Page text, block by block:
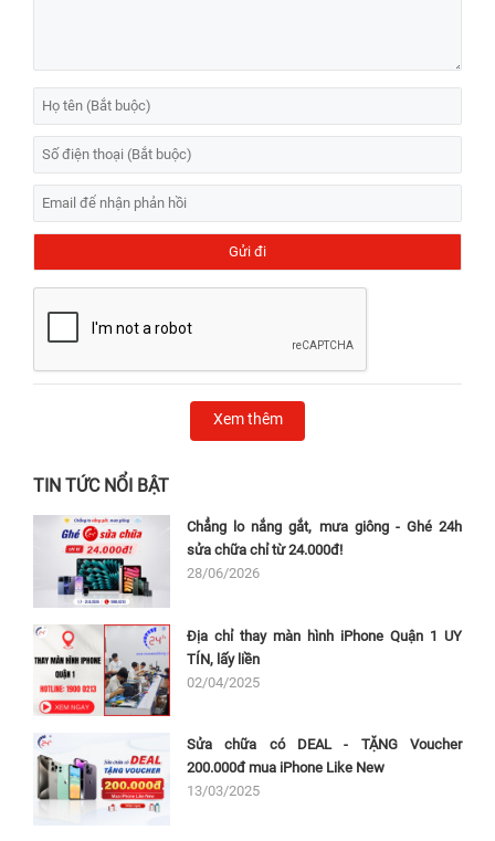
Xem thêm
TIN TỨC NỔI BẬT
Chẳng lo nắng gắt, mưa giông - Ghé 24h
sửa chữa chỉ từ 24.000đ!
28/06/2026
Địa chỉ thay màn hình iPhone Quận 1 UY
TÍN, lấy liền
02/04/2025
Sửa chữa có DEAL - TẶNG Voucher
200.000đ mua iPhone Like New
13/03/2025